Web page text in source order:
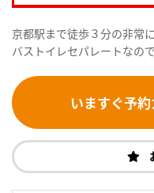
京都駅まで徒歩３分の非常
バストイレセパレートなの
いますぐ予